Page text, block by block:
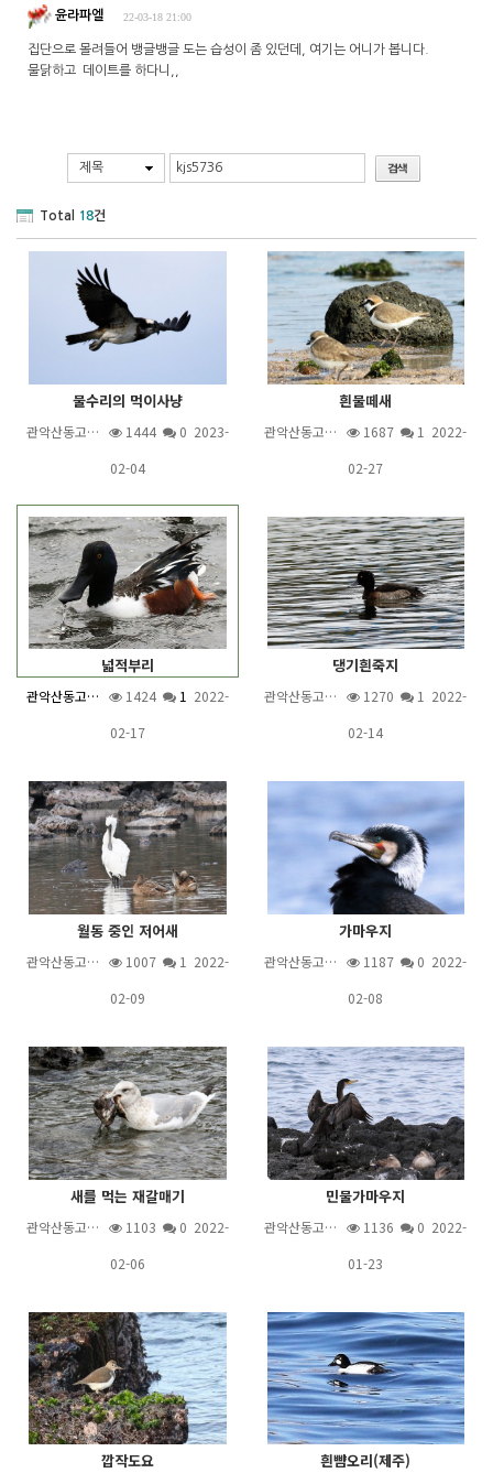
윤라파엘 22-03-18 21:00
집단으로 몰려들어 뱅글뱅글 도는 습성이 좀 있던데, 여기는 어니가 봅니다.
물닭하고 데이트를 하다니,,
제목
Total 18건
물수리의 먹이사냥
관악산동고… 1444
0 2023-
02-04
흰물떼새
관악산동고… 1687 1 2022-
02-27
넓적부리
관악산동고… 1424 1 2022-
02-17
댕기흰죽지
관악산동고… 1270 1 2022-
02-14
월동 중인 저어새
관악산동고… 1007 1 2022-
02-09
가마우지
관악산동고… 1187
0 2022-
02-08
새를 먹는 재갈매기
관악산동고… 1103
0 2022-
02-06
민물가마우지
관악산동고… 1136
0 2022-
01-23
깝작도요 흰뺨오리(제주)